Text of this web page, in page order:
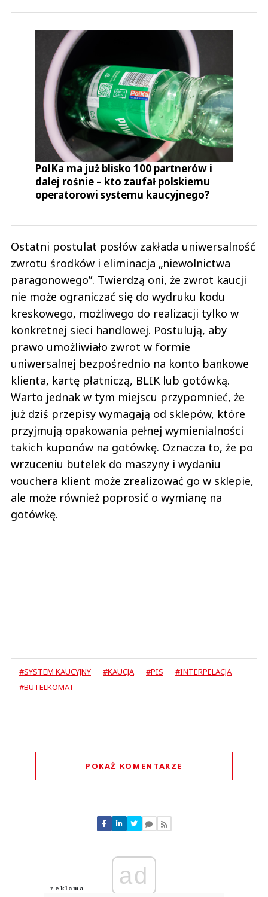
PolKa ma już blisko 100 partnerów i
dalej rośnie – kto zaufał polskiemu
operatorowi systemu kaucyjnego?
Ostatni postulat posłów zakłada uniwersalność
zwrotu środków i eliminacja „niewolnictwa
paragonowego”. Twierdzą oni, że zwrot kaucji
nie może ograniczać się do wydruku kodu
kreskowego, możliwego do realizacji tylko w
konkretnej sieci handlowej. Postulują, aby
prawo umożliwiało zwrot w formie
uniwersalnej bezpośrednio na konto bankowe
klienta, kartę płatniczą, BLIK lub gotówką.
Warto jednak w tym miejscu przypomnieć, że
już dziś przepisy wymagają od sklepów, które
przyjmują opakowania pełnej wymienialności
takich kuponów na gotówkę. Oznacza to, że po
wrzuceniu butelek do maszyny i wydaniu
vouchera klient może zrealizować go w sklepie,
ale może również poprosić o wymianę na
gotówkę.
#SYSTEM KAUCYJNY #KAUCJA #PIS
#INTERPELACJA
#BUTELKOMAT
POKAŻ KOMENTARZE
Nie znaleziono komentarzy
Zostaw swoje komentarze
Anuluj
ad